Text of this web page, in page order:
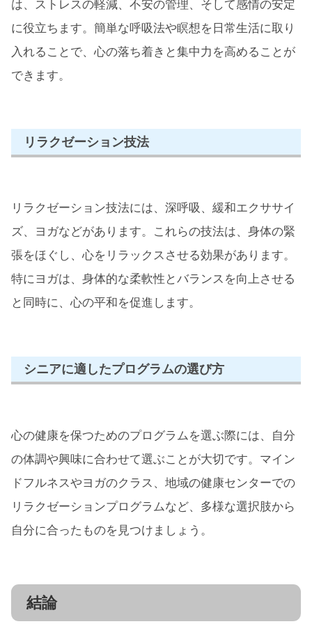
は、ストレスの軽減、不安の管理、そして感情の安定
に役立ちます。簡単な呼吸法や瞑想を日常生活に取り
入れることで、心の落ち着きと集中力を高めることが
できます。
リラクゼーション技法
リラクゼーション技法には、深呼吸、緩和エクササイ
ズ、ヨガなどがあります。これらの技法は、身体の緊
張をほぐし、心をリラックスさせる効果があります。
特にヨガは、身体的な柔軟性とバランスを向上させる
と同時に、心の平和を促進します。
シニアに適したプログラムの選び方
心の健康を保つためのプログラムを選ぶ際には、自分
の体調や興味に合わせて選ぶことが大切です。マイン
ドフルネスやヨガのクラス、地域の健康センターでの
リラクゼーションプログラムなど、多様な選択肢から
自分に合ったものを見つけましょう。
結論